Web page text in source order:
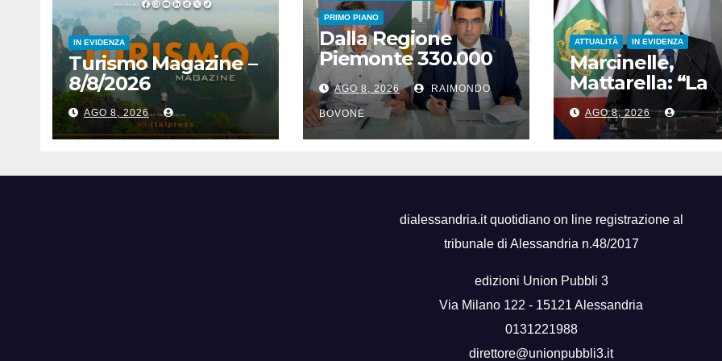
IN EVIDENZA
Turismo Magazine –
8/8/2026
AGO 8, 2026
PRIMO PIANO
Dalla Regione
Piemonte 330.000
euro per le caserme
della Guardia di
Finanza
AGO 8, 2026 RAIMONDO
BOVONE
ATTUALITÀ IN EVIDENZA
Marcinelle,
Mattarella: “La
gestione dei
migratori rispetti
dignità delle
AGO 8, 2026
dialessandria.it quotidiano on line registrazione al
tribunale di Alessandria n.48/2017
edizioni Union Pubbli 3
Via Milano 122 - 15121 Alessandria
0131221988
direttore@unionpubbli3.it